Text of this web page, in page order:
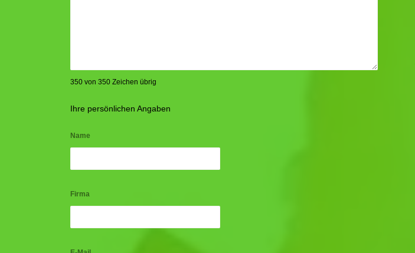
350 von 350 Zeichen übrig
Ihre persönlichen Angaben
Name
Firma